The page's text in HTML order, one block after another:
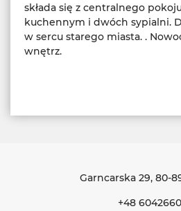
składa się z centralnego
kuchennym i dwóch sypialni.
w sercu starego miasta. .
wnętrz.
Garncarska 29, 80-
+48